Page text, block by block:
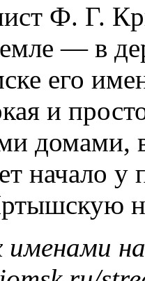
Ф. Г.
— в
его
и
домами,
начало